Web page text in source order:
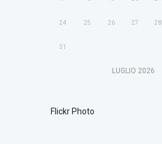
24 25 26 27 28
31
LUGLIO 2026
Flickr Photo